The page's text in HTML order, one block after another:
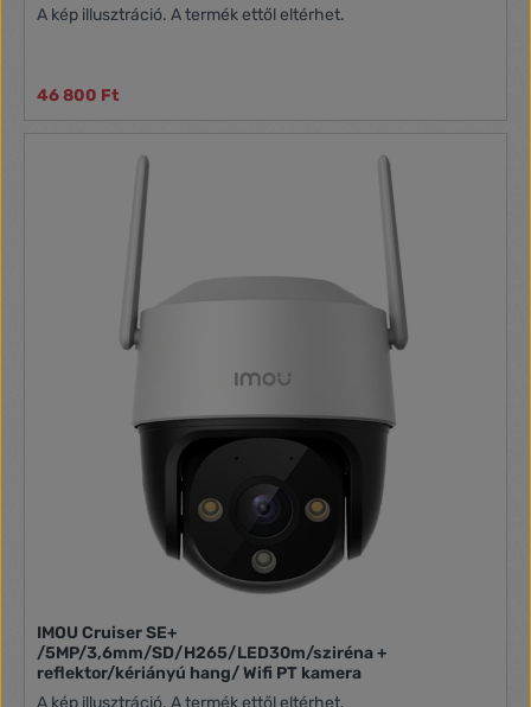
A kép illusztráció. A termék ettől eltérhet.
46 800 Ft
IMOU Cruiser SE+
/5MP/3,6mm/SD/H265/LED30m/sziréna +
reflektor/kériányú hang/ Wifi PT kamera